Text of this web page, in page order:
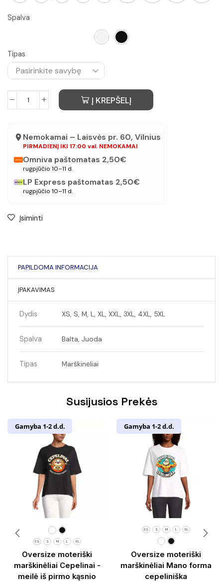
Spalva
Tipas
Į KREPŠELĮ
Nemokamai – Laisvės pr. 60, Vilnius
PIRMADIENĮ IKI 17:00 val. NEMOKAMAI
Omniva paštomatas 2,50€
rugpjūčio 10–11 d.
LP Express paštomatas 2,50€
rugpjūčio 10–11 d.
Įsiminti
PAPILDOMA INFORMACIJA
ĮPAKAVIMAS
Dydis XS, S, M, L, XL, XXL, 3XL, 4XL, 5XL
Spalva Balta, Juoda
Tipas Marškinėliai
Susijusios Prekės
Gamyba 1-2 d.d.
XS S M L XL
Oversize moteriški
marškinėliai Cepelinai -
meilė iš pirmo kąsnio
Gamyba 1-2 d.d.
XS S M L XL
Oversize moteriški
marškinėliai Mano forma
cepeliniška